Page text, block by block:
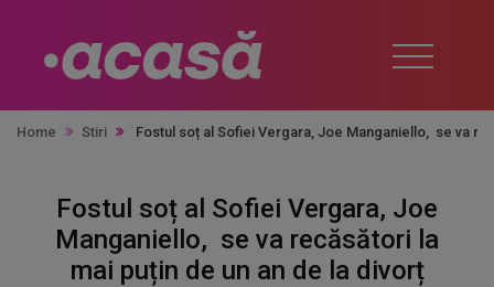
Home Stiri Fostul soț al Sofiei Vergara, Joe Manganiello, se va
Fostul soț al Sofiei Vergara, Joe
Manganiello, se va recăsători la
mai puțin de un an de la divorț